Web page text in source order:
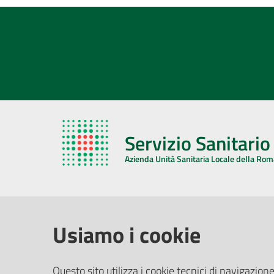
Servizio
Azienda Unità Sanitaria Locale della
Usiamo i cookie
Questo sito utilizza i cookie tecnici di